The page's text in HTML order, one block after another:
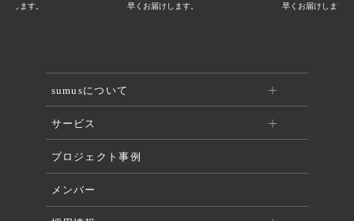
けします。
早くお届けします。
早くお届けします。
sumusについて
サービス
プロジェクト事例
メンバー